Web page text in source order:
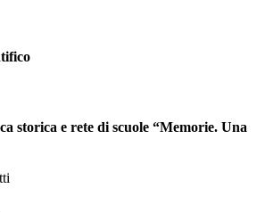
storica e rete di scuole “Memorie. Una